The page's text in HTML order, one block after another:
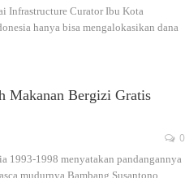
Infrastructure Curator Ibu Kota
hanya bisa mengalokasikan dana
Makanan Bergizi Gratis
0
1993-1998 menyatakan pandangannya
mudurnya Bambang Susantono